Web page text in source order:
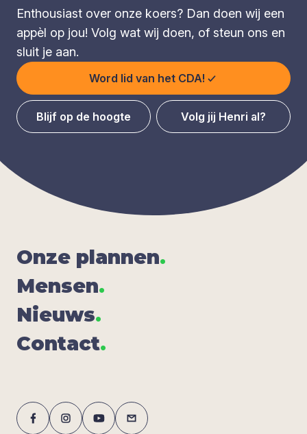
Enthousiast over onze koers? Dan doen wij een
appèl op jou! Volg wat wij doen, of steun ons en
sluit je aan.
Word lid van het CDA!
Blijf op de hoogte Volg jij Henri al?
Onze plan­nen.
Men­sen.
Nieuws.
Con­tact.